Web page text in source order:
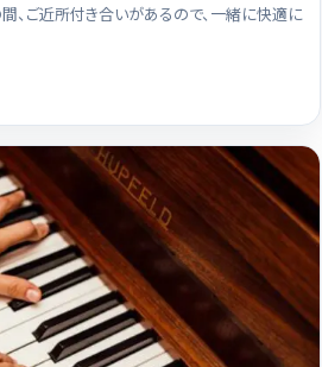
、ご近所付き合いがあるので、一緒に快適に